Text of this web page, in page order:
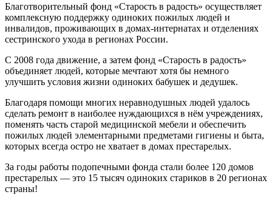
Благотворительный фонд «Старость в радость» осуществляет
комплексную поддержку одиноких пожилых людей и
инвалидов, проживающих в домах-интернатах и отделениях
сестринского ухода в регионах России.
С 2008 года движение, а затем фонд «Старость в радость»
объединяет людей, которые мечтают хотя бы немного
улучшить условия жизни одиноких бабушек и дедушек.
Благодаря помощи многих неравнодушных людей удалось
сделать ремонт в наиболее нуждающихся в нём учреждениях,
поменять часть старой медицинской мебели и обеспечить
пожилых людей элементарными предметами гигиены и быта,
которых всегда остро не хватает в домах престарелых.
За годы работы подопечными фонда стали более 120 домов
престарелых — это 15 тысяч одиноких стариков в 20 регионах
страны!